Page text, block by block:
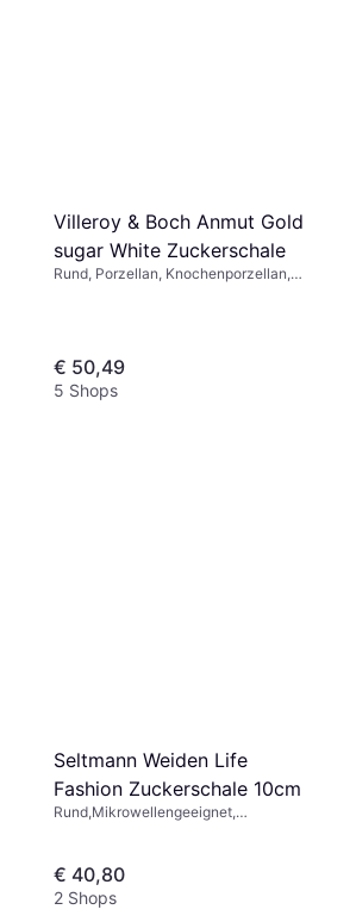
Villeroy & Boch Anmut Gold
sugar White Zuckerschale
Rund, Porzellan, Knochenporzellan,
€ 50,49
5 Shops
Seltmann Weiden Life
Fashion Zuckerschale 10cm
Rund,Mikrowellengeeignet,
€ 40,80
2 Shops